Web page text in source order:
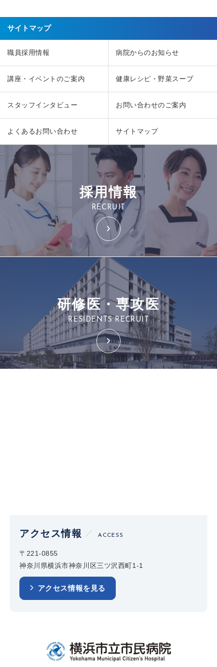
サイトマップ
職員採用情報 病院からのお知らせ
講座・イベントのご案内 健康レシピ・野菜スープ
スタッフインタビュー お問い合わせのご案内
よくあるお問い合わせ サイトマップ
採用情報
RECRUIT
研修医・専攻医
RESIDENTS RECRUIT
アクセス情報 ACCESS
〒221-0855
神奈川県横浜市神奈川区三ツ沢西町1-1
アクセス情報を見る